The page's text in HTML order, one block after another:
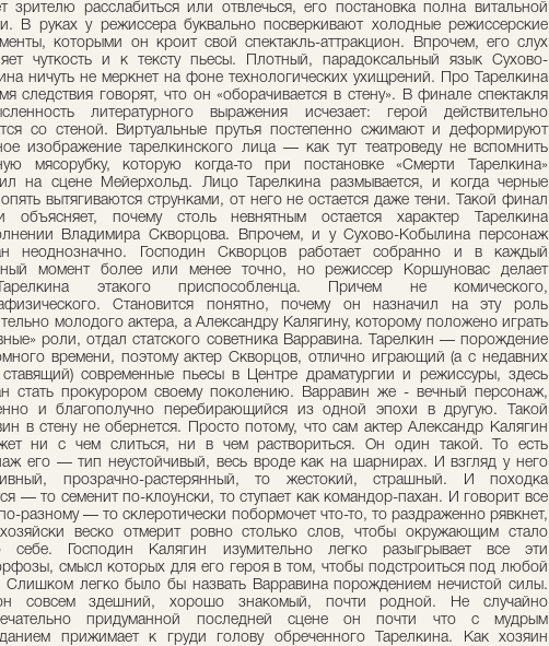
зрителю расслабиться или отвлечься, его постановка полна витальной
В руках у режиссера буквально посверкивают холодные режиссерские
которыми он кроит свой спектакль-аттракцион. Впрочем, его слух
чуткость и к тексту пьесы. Плотный, парадоксальный язык Сухово-
ничуть не меркнет на фоне технологических ухищрений. Про Тарелкина
следствия говорят, что он «оборачивается в стену». В финале спектакля
литературного выражения исчезает: герой действительно
со стеной. Виртуальные прутья постепенно сжимают и деформируют
изображение тарелкинского лица — как тут театроведу не вспомнить
мясорубку, которую когда-то при постановке «Смерти Тарелкина»
на сцене Мейерхольд. Лицо Тарелкина размывается, и когда черные
вытягиваются струнками, от него не остается даже тени. Такой финал
объясняет, почему столь невнятным остается характер Тарелкина
Владимира Скворцова. Впрочем, и у Сухово-Кобылина персонаж
неоднозначно. Господин Скворцов работает собранно и в каждый
момент более или менее точно, но режиссер Коршуновас делает
этакого приспособленца. Причем не комического,
Становится понятно, почему он назначил на эту роль
молодого актера, а Александру Калягину, которому положено играть
роли, отдал статского советника Варравина. Тарелкин — порождение
времени, поэтому актер Скворцов, отлично играющий (а с недавних
современные пьесы в Центре драматургии и режиссуры, здесь
стать прокурором своему поколению. Варравин же - вечный персонаж,
и благополучно перебирающийся из одной эпохи в другую. Такой
в стену не обернется. Просто потому, что сам актер Александр Калягин
ни с чем слиться, ни в чем раствориться. Он один такой. То есть
его — тип неустойчивый, весь вроде как на шарнирах. И взгляд у него
прозрачно-растерянный, то жестокий, страшный. И походка
— то семенит по-клоунски, то ступает как командор-пахан. И говорит все
разному — то склеротически побормочет что-то, то раздраженно рявкнет,
веско отмерит ровно столько слов, чтобы окружающим стало
Господин Калягин изумительно легко разыгрывает все эти
смысл которых для его героя в том, чтобы подстроиться под любой
Слишком легко было бы назвать Варравина порождением нечистой силы.
совсем здешний, хорошо знакомый, почти родной. Не случайно
придуманной последней сцене он почти что с мудрым
прижимает к груди голову обреченного Тарелкина. Как хозяин